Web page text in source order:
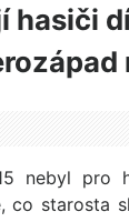
hasiči
nebyl pro
co starosta